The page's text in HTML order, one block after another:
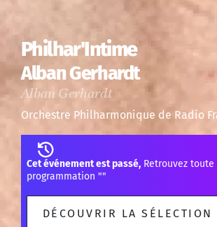
Philhar'Intime
Alban Gerhardt
Alban Gerhardt
Orchestre Philharmonique de Radio
Cet événement est passé, Retrouvez toute
programmation ""
DÉCOUVRIR LA SÉLECTION